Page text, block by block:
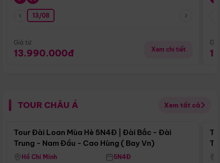
13/08
Giá từ:
13.990.000đ Xem chi tiết
TOUR CHÂU Á Xem tất cả
Điểm nổi bật
Tour Đài Loan Mùa Hè 5N4Đ | Đài Bắc - Đài
Trung - Nam Đầu - Cao Hùng ( Bay Vn)
Hồ Chí Minh 5N4Đ